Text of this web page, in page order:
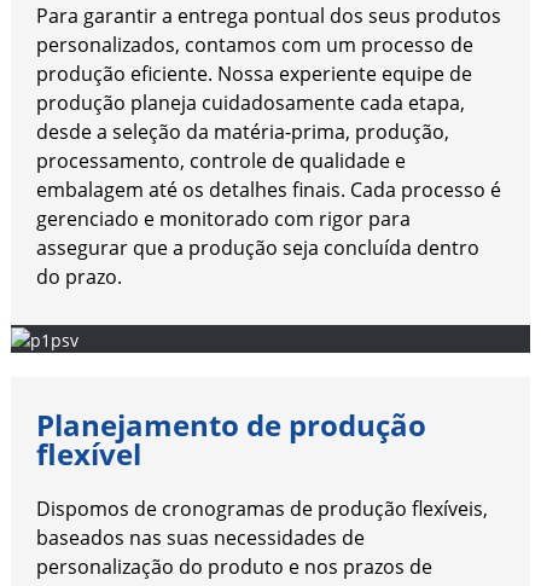
Para garantir a entrega pontual dos seus produtos
personalizados, contamos com um processo de
produção eficiente. Nossa experiente equipe de
produção planeja cuidadosamente cada etapa,
desde a seleção da matéria-prima, produção,
processamento, controle de qualidade e
embalagem até os detalhes finais. Cada processo é
gerenciado e monitorado com rigor para
assegurar que a produção seja concluída dentro
do prazo.
Planejamento de produção
flexível
Dispomos de cronogramas de produção flexíveis,
baseados nas suas necessidades de
personalização do produto e nos prazos de